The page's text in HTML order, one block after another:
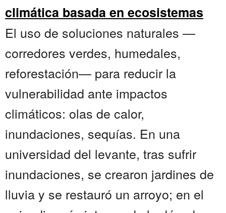
climática basada en ecosistemas
El uso de soluciones naturales —
corredores verdes, humedales,
reforestación— para reducir la
vulnerabilidad ante impactos
climáticos: olas de calor,
inundaciones, sequías. En una
universidad del levante, tras sufrir
inundaciones, se crearon jardines de
lluvia y se restauró un arroyo; en el